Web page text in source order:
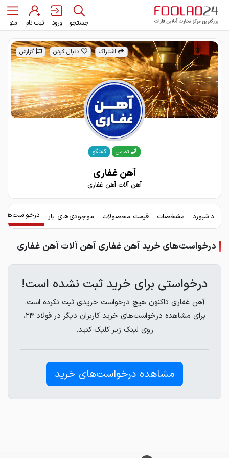
جستجو ورود ثبت نام منو
اشتراک دنبال کردن گزارش
تماس گفتگو
آهن غفاری
آهن آلات آهن غفاری
داشبورد مشخصات قیمت محصولات موجودی‌های بار
درخواست‌های خرید آهن غفاری آهن آلات آهن غفاری
درخواستی برای خرید ثبت نشده است!
آهن غفاری تاکنون هیچ درخواست خریدی ثبت نکرده است.
برای مشاهده درخواست‌های خرید کاربران دیگر در فولاد ۲۴،
روی لینک زیر کلیک کنید.
مشاهده درخواست‌های خرید